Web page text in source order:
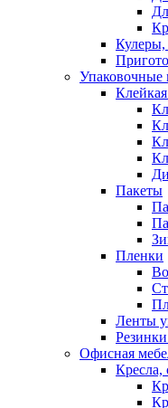
Упаковочные
Пакеты
Пленки
Ленты
Офисная
Кресла,